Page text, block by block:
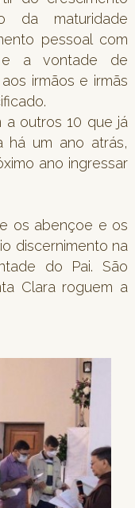
da maturidade
pessoal com
e a vontade de
irmãos e irmãs
a outros 10 que já
há um ano atrás,
ano ingressar
os abençoe e os
discernimento na
do Pai. São
Clara roguem a